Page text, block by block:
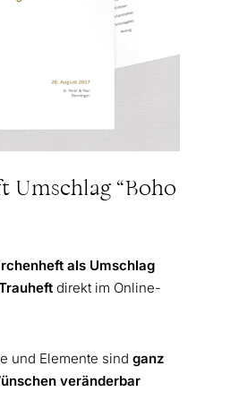
Umschlag “Boho
als Umschlag
direkt im Online-
und Elemente sind ganz
veränderbar